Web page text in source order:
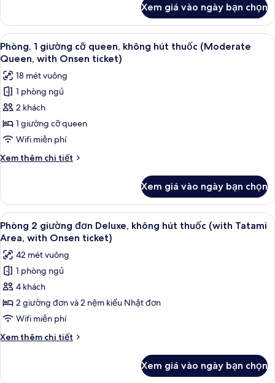
Check
In
after
18:00)
Phòng,
không
hút
thuốc
(Moderate,
Check
In
after
18:00)
Xem giá vào ngày bạn chọn
Xem
tất
cả
ảnh
Phòng,
1
giường
cỡ
queen,
không
thuốc
(Moderate
Queen,
with
Onsen
ticket)
Chăn bông, két bảo mật tại phòng,
4
Phòng, 1 giường cỡ queen, không hút thuốc (Moderate
Queen, with Onsen ticket)
18 mét vuông
1 phòng ngủ
2 khách
1 giường cỡ queen
Wifi miễn phí
Xem thêm chi tiết
Chi
Phòng,
giường
cỡ
queen,
không
hút
thuốc
(Moderate
Queen,
Onsen
ticket)
Xem giá vào ngày bạn chọn
Xem
tất
cả
ảnh
Phòng
2
giường
đơn
Deluxe,
không
thuốc
Chăn bông, két bảo mật tại phòng,
4
Phòng 2 giường đơn Deluxe, không hút thuốc (with Tatami
Area, with Onsen ticket)
42 mét vuông
1 phòng ngủ
4 khách
2 giường đơn và 2 nệm kiểu Nhật đơn
Wifi miễn phí
Xem thêm chi tiết
Chi
Phòng
Xem giá vào ngày bạn chọn